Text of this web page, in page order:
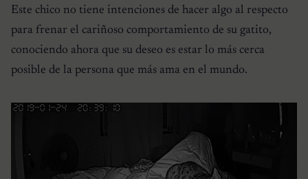
Este chico no tiene intenciones de hacer algo al respecto
para frenar el cariñoso comportamiento de su gatito,
conociendo ahora que su deseo es estar lo más cerca
posible de la persona que más ama en el mundo.